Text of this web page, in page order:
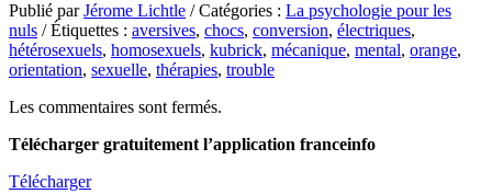
Publié parJérome Lichtle / Catégories : La psychologie pour les
nuls / Étiquettes : aversives, chocs, conversion, électriques,
hétérosexuels, homosexuels, kubrick, mécanique, mental, orange,
orientation, sexuelle, thérapies, trouble
Les commentaires sont fermés.
Télécharger gratuitement l’application franceinfo
Télécharger